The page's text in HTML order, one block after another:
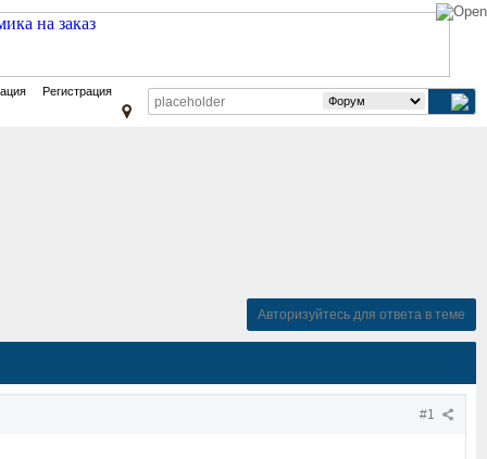
Регистрация
Авторизуйтесь для ответа в теме
#1